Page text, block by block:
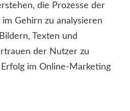
die Prozesse der
Gehirn zu analysieren
Texten und
der Nutzer zu
im Online-Marketing